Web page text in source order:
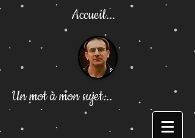
Accueil...
Un mot à mon sujet...